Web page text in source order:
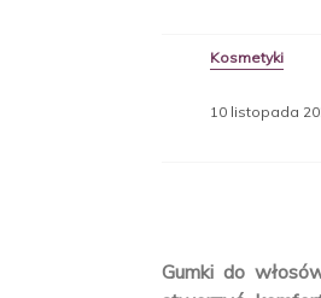
Kosmetyki
10 listopada
Gumki do